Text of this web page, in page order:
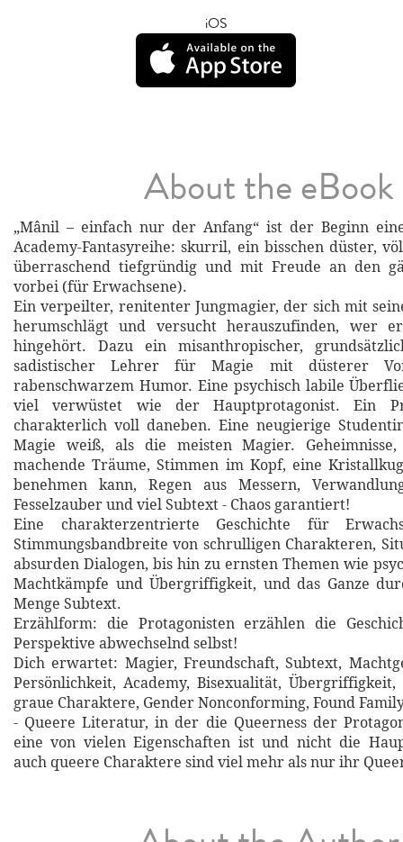
iOS
About the eBook
„Mânil – einfach nur der Anfang“ ist der Beginn
Academy-Fantasyreihe: skurril, ein bisschen düster,
überraschend tiefgründig und mit Freude an den
vorbei (für Erwachsene).
Ein verpeilter, renitenter Jungmagier, der sich mit
herumschlägt und versucht herauszufinden, wer
hingehört. Dazu ein misanthropischer,
sadistischer Lehrer für Magie mit düsterer
rabenschwarzem Humor. Eine psychisch labile
viel verwüstet wie der Hauptprotagonist. Ein
charakterlich voll daneben. Eine neugierige
Magie weiß, als die meisten Magier. Geheimnisse,
machende Träume, Stimmen im Kopf, eine
benehmen kann, Regen aus Messern,
Fesselzauber und viel Subtext - Chaos garantiert!
Eine charakterzentrierte Geschichte für
Stimmungsbandbreite von schrulligen Charakteren,
absurden Dialogen, bis hin zu ernsten Themen wie
Machtkämpfe und Übergriffigkeit, und das Ganze
Menge Subtext.
Erzählform: die Protagonisten erzählen die
Perspektive abwechselnd selbst!
Dich erwartet: Magier, Freundschaft, Subtext,
Persönlichkeit, Academy, Bisexualität, Übergriffigkeit,
graue Charaktere, Gender Nonconforming, Found
- Queere Literatur, in der die Queerness der
eine von vielen Eigenschaften ist und nicht die
auch queere Charaktere sind viel mehr als nur ihr